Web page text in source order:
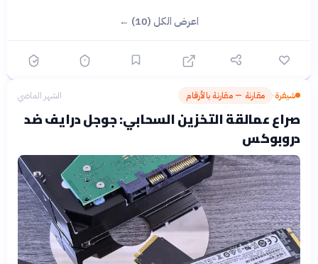
اعرض الكل (10) ←
شيفرة› مقارنة — مقارنة بالأرقام الشهر الماضي
صراع عمالقة التخزين السحابي: جوجل درايف ضد
دروبوكس